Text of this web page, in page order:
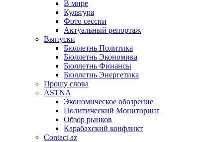
В мире
Культура
Фото сессии
Актуальный репортаж
Выпуски
Бюллетнь Политика
Бюллетнь Экономика
Бюллетнь Финансы
Бюллетнь Энергетика
Прошу слова
ASTNA
Экономическое обозрение
Политический Мониторинг
Обзор рынков
Карабахский конфликт
Contact az